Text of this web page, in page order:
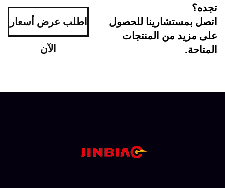
بمستشارينا للحصول
مزيد من المنتجات
اطلب عرض أسعار
الآن